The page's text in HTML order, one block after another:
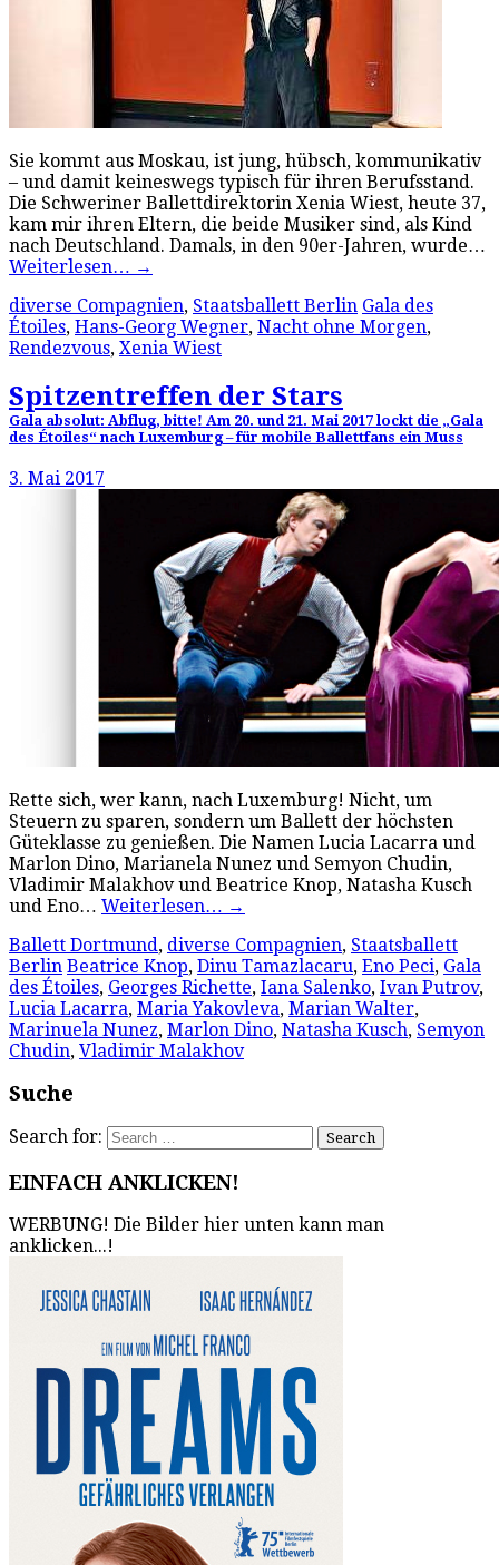
Sie kommt aus Moskau, ist jung, hübsch, kommunikativ
– und damit keineswegs typisch für ihren Berufsstand.
Die Schweriner Ballettdirektorin Xenia Wiest, heute 37,
kam mir ihren Eltern, die beide Musiker sind, als Kind
nach Deutschland. Damals, in den 90er-Jahren, wurde…
Weiterlesen… →
diverse Compagnien, Staatsballett Berlin Gala des
Étoiles, Hans-Georg Wegner, Nacht ohne Morgen,
Rendezvous, Xenia Wiest
Spitzentreffen der Stars
Gala absolut: Abflug, bitte! Am 20. und 21. Mai 2017 lockt die „Gala
des Étoiles“ nach Luxemburg – für mobile Ballettfans ein Muss
3. Mai 2017
Rette sich, wer kann, nach Luxemburg! Nicht, um
Steuern zu sparen, sondern um Ballett der höchsten
Güteklasse zu genießen. Die Namen Lucia Lacarra und
Marlon Dino, Marianela Nunez und Semyon Chudin,
Vladimir Malakhov und Beatrice Knop, Natasha Kusch
und Eno… Weiterlesen… →
Ballett Dortmund, diverse Compagnien, Staatsballett
Berlin Beatrice Knop, Dinu Tamazlacaru, Eno Peci, Gala
des Étoiles, Georges Richette, Iana Salenko, Ivan Putrov,
Lucia Lacarra, Maria Yakovleva, Marian Walter,
Marinuela Nunez, Marlon Dino, Natasha Kusch, Semyon
Chudin, Vladimir Malakhov
Suche
Search for:
EINFACH ANKLICKEN!
WERBUNG! Die Bilder hier unten kann man
anklicken...!